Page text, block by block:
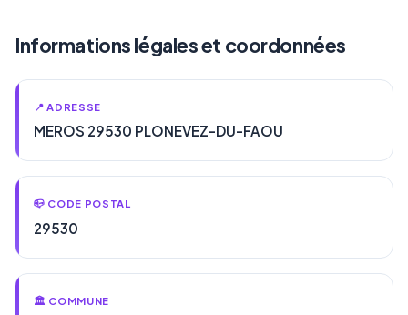
Informations légales et coordonnées
📍 ADRESSE
MEROS 29530 PLONEVEZ-DU-FAOU
📪 CODE POSTAL
29530
🏛️ COMMUNE